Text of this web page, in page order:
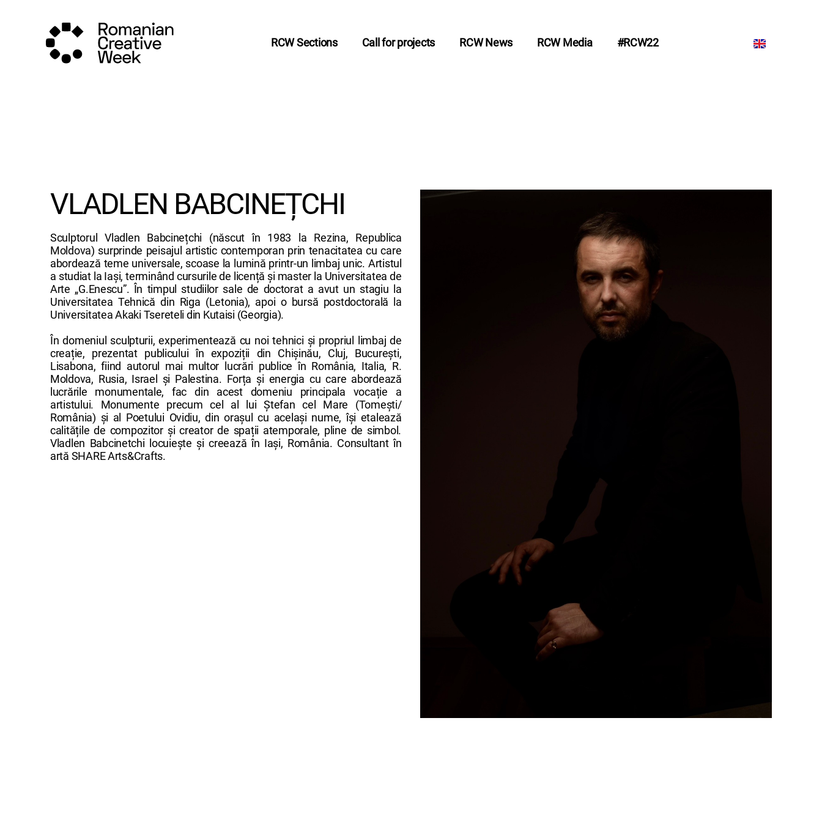
RCW Sections Call for projects RCW News RCW Media #RCW22
VLADLEN BABCINEȚCHI
Sculptorul Vladlen Babcinețchi (născut în 1983 la Rezina, Republica
Moldova) surprinde peisajul artistic contemporan prin tenacitatea cu care
abordează teme universale, scoase la lumină printr-un limbaj unic. Artistul
a studiat la Iași, terminând cursurile de licență și master la Universitatea de
Arte „G.Enescu”. În timpul studiilor sale de doctorat a avut un stagiu la
Universitatea Tehnică din Riga (Letonia), apoi o bursă postdoctorală la
Universitatea Akaki Tsereteli din Kutaisi (Georgia).
În domeniul sculpturii, experimentează cu noi tehnici și propriul limbaj de
creație, prezentat publicului în expoziții din Chișinău, Cluj, București,
Lisabona, fiind autorul mai multor lucrări publice în România, Italia, R.
Moldova, Rusia, Israel și Palestina. Forța și energia cu care abordează
lucrările monumentale, fac din acest domeniu principala vocație a
artistului. Monumente precum cel al lui Ștefan cel Mare (Tomești/
România) și al Poetului Ovidiu, din orașul cu același nume, își etalează
calitățile de compozitor și creator de spații atemporale, pline de simbol.
Vladlen Babcinetchi locuiește și creează în Iași, România. Consultant în
artă SHARE Arts&Crafts.